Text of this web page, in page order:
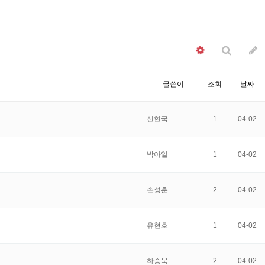
글쓴이 조회 날짜
신현국 1 04-02
박아일 1 04-02
손성훈 2 04-02
유현호 1 04-02
하승욱 2 04-02